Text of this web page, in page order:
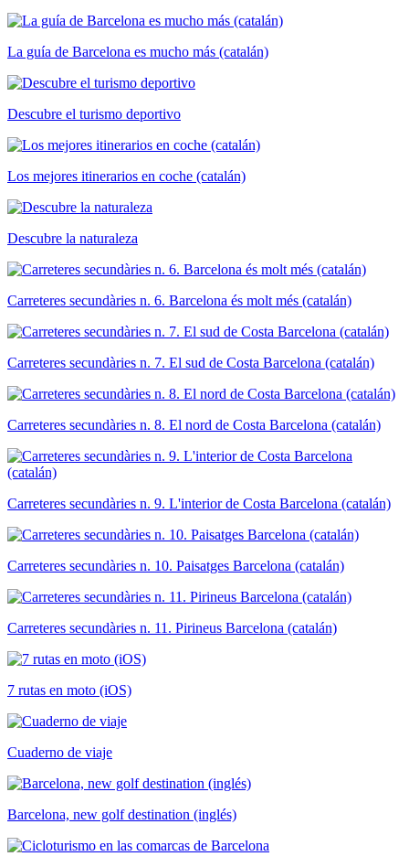
La guía de Barcelona es mucho más (catalán)
Descubre el turismo deportivo
Los mejores itinerarios en coche (catalán)
Descubre la naturaleza
Carreteres secundàries n. 6. Barcelona és molt més (catalán)
Carreteres secundàries n. 7. El sud de Costa Barcelona (catalán)
Carreteres secundàries n. 8. El nord de Costa Barcelona (catalán)
Carreteres secundàries n. 9. L'interior de Costa Barcelona (catalán)
Carreteres secundàries n. 10. Paisatges Barcelona (catalán)
Carreteres secundàries n. 11. Pirineus Barcelona (catalán)
7 rutas en moto (iOS)
Cuaderno de viaje
Barcelona, new golf destination (inglés)